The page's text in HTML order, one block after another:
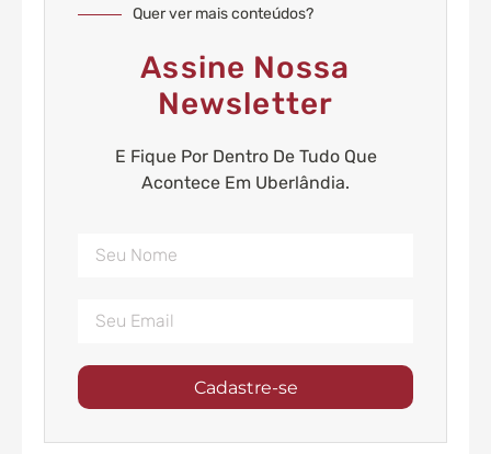
Quer ver mais conteúdos?
Assine Nossa
Newsletter
E Fique Por Dentro De Tudo Que
Acontece Em Uberlândia.
Cadastre-se